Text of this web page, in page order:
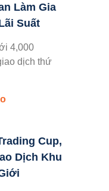
Làm Gia
Suất
4,000
dịch thứ
Cup,
Dịch Khu